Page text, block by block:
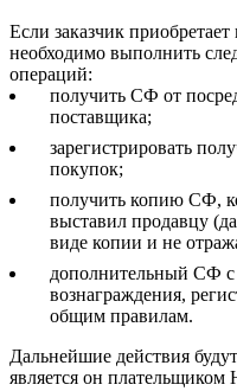
Если заказчик
необходимо выполнить
операций:
получить СФ от
поставщика;
зарегистрировать
покупок;
получить копию СФ,
выставил продавцу
виде копии и не
дополнительный СФ с
вознаграждения,
общим правилам.
Дальнейшие действия будут
является он